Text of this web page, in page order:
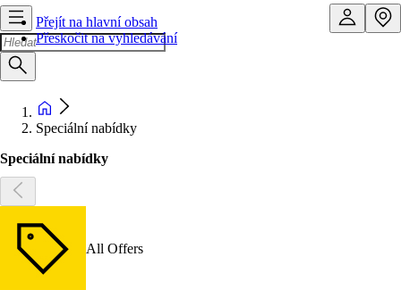
Přejít na hlavní obsah
Přeskočit na vyhledávání
Speciální nabídky
Speciální nabídky
All Offers